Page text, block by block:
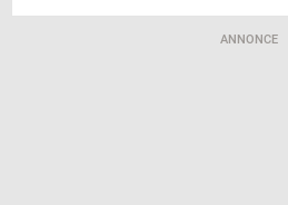
ANNONCE